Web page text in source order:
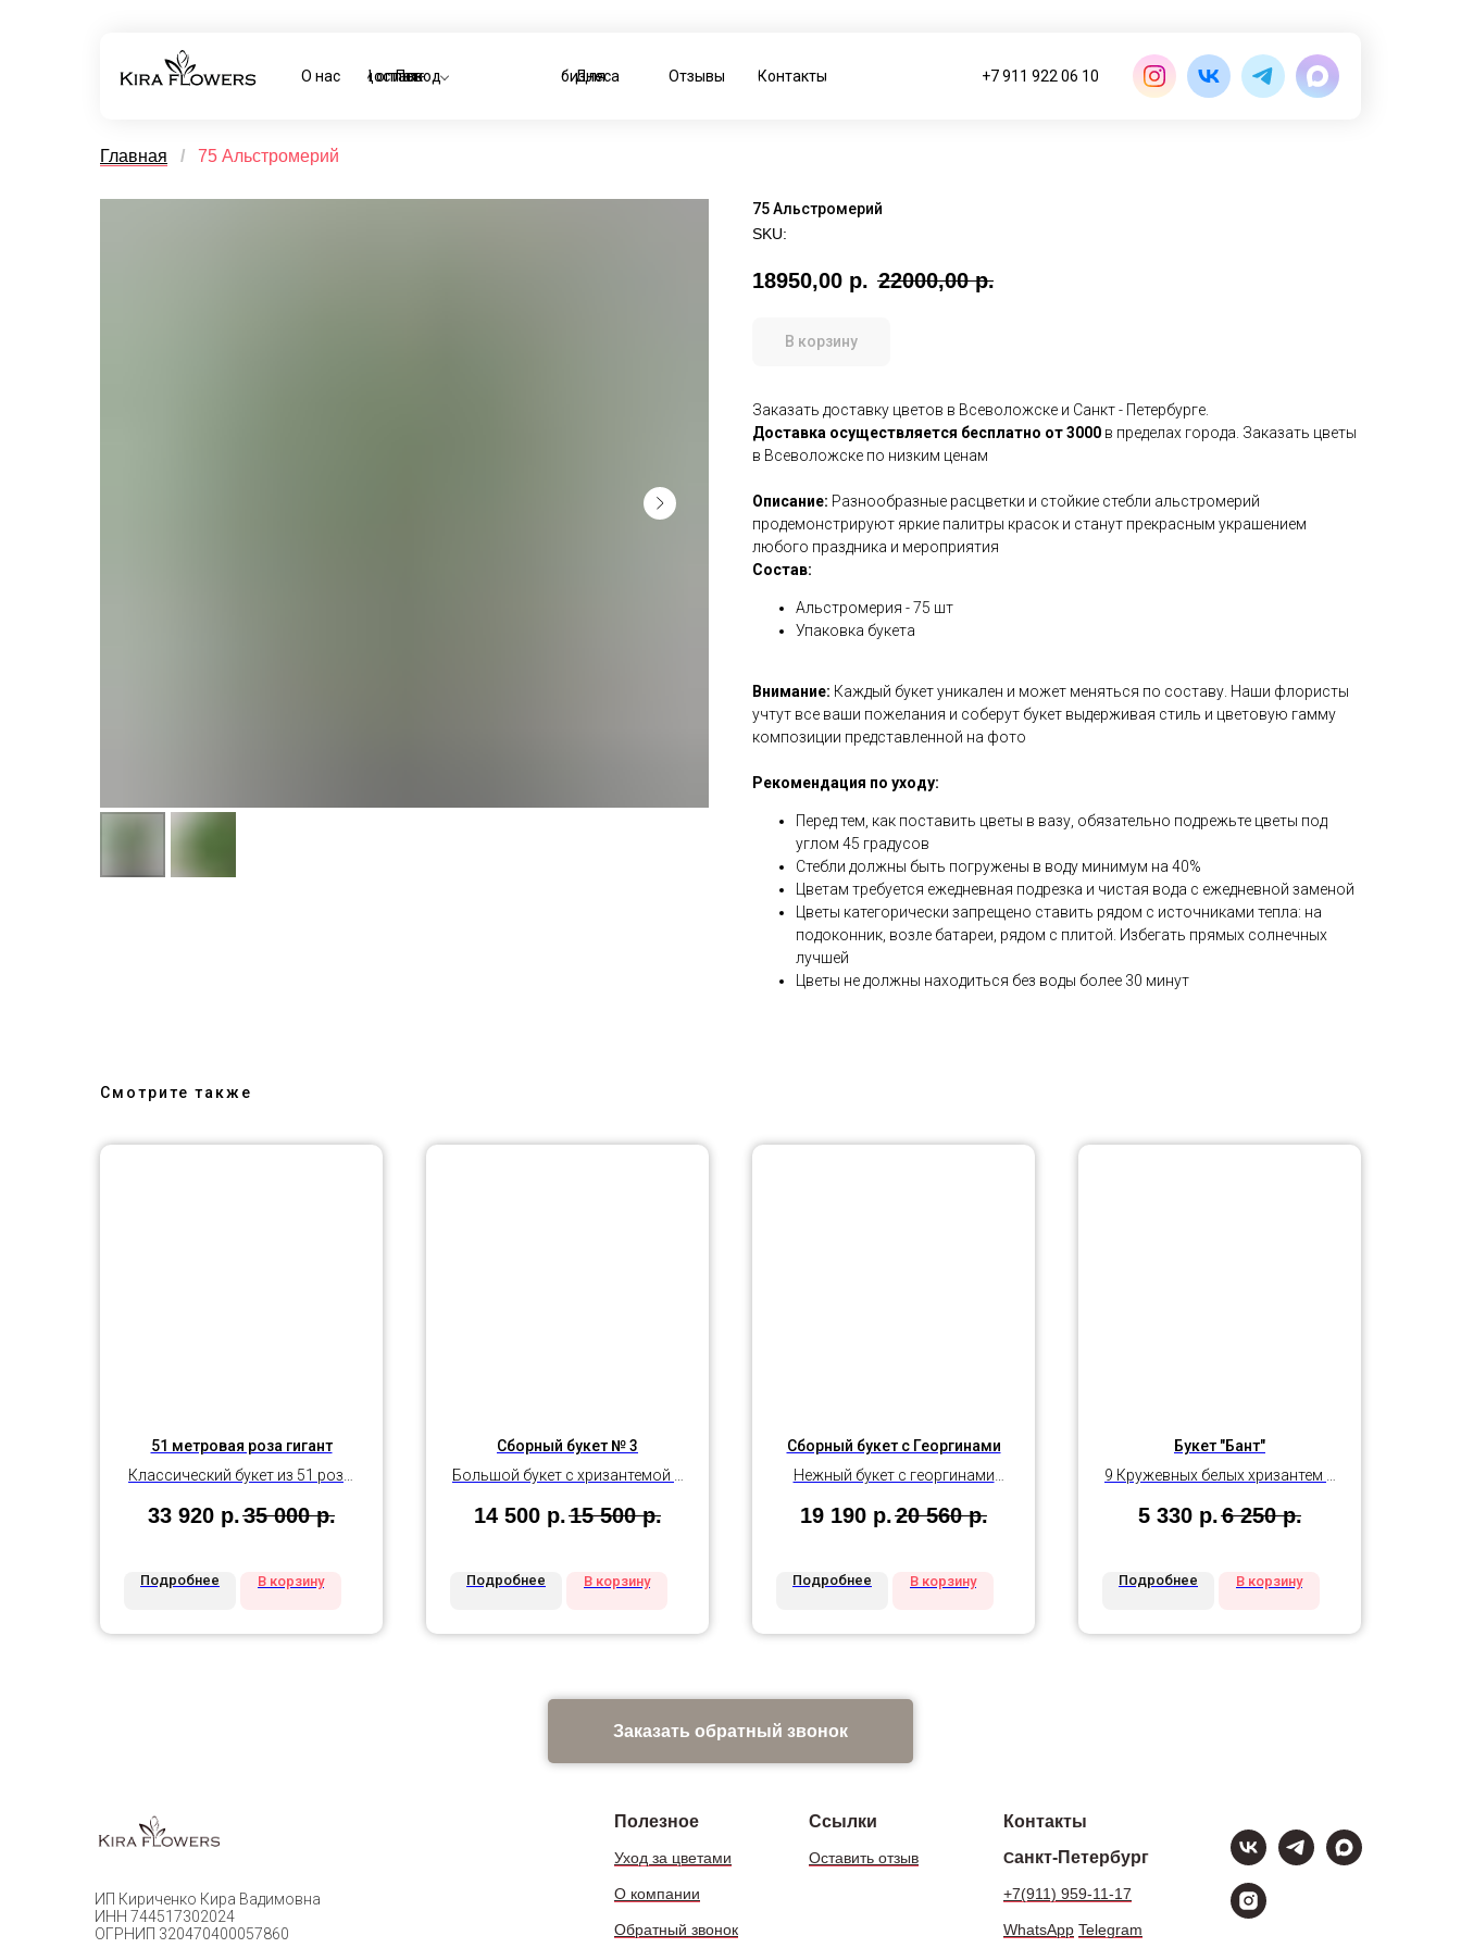
Доставка и оплата
О нас Для бизнеса +7 911 922 06 10
Контакты
Отзывы
Повод
Главная / 75 Альстромерий
75 Альстромерий
SKU:
18950,00 р. 22000,00 р.
В корзину
Заказать доставку цветов в Всеволожске и Санкт - Петербурге.
Доставка осуществляется бесплатно от 3000 в пределах города. Заказать цветы
в Всеволожске по низким ценам
Описание: Разнообразные расцветки и стойкие стебли альстромерий
продемонстрируют яркие палитры красок и станут прекрасным украшением
любого праздника и мероприятия
Состав:
Альстромерия - 75 шт
Упаковка букета
Внимание: Каждый букет уникален и может меняться по составу. Наши флористы
учтут все ваши пожелания и соберут букет выдерживая стиль и цветовую гамму
композиции представленной на фото
Рекомендация по уходу:
Перед тем, как поставить цветы в вазу, обязательно подрежьте цветы под
углом 45 градусов
Стебли должны быть погружены в воду минимум на 40%
Цветам требуется ежедневная подрезка и чистая вода с ежедневной заменой
Цветы категорически запрещено ставить рядом с источниками тепла: на
подоконник, возле батареи, рядом с плитой. Избегать прямых солнечных
лучшей
Цветы не должны находиться без воды более 30 минут
Смотрите также
51 метровая роза гигант
Классический букет из 51 розы
33 920 р.35 000 р.
Подробнее В корзину
Сборный букет № 3
Большой букет с хризантемой в
14 500 р.15 500 р.
Подробнее В корзину
Сборный букет с Георгинами
Нежный букет с георгинами
19 190 р.20 560 р.
Подробнее В корзину
Букет "Бант"
9 Кружевных белых хризантем в
в розовом цвете
5 330 р.6 250 р.
Подробнее В корзину
Заказать обратный звонок
ИП Кириченко Кира Вадимовна
ИНН 744517302024
ОГРНИП 320470400057860
Полезное
Уход за цветами
О компании
Обратный звонок
Ссылки
Оставить отзыв
Контакты
Санкт-Петербург
+7(911) 959-11-17
WhatsApp Telegram